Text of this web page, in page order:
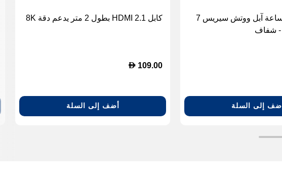
حماية كاملة لساعة آبل ووتش سيريس 7
أضف إلى السلة
كابل HDMI 2.1 بطول 2 متر يدعم دقة 8K
D 109.00
أضف إلى السلة